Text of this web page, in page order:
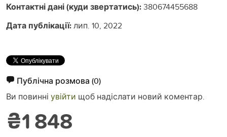
Контактні дані (куди звертатись):380674455688
Дата публікації:лип. 10, 2022
Публічна розмова (0)
Ви повинні увійти щоб надіслати новий коментар.
₴1 848